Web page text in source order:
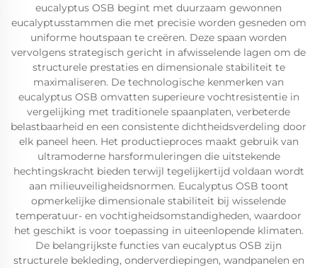
eucalyptus OSB begint met duurzaam gewonnen
eucalyptusstammen die met precisie worden gesneden om
uniforme houtspaan te creëren. Deze spaan worden
vervolgens strategisch gericht in afwisselende lagen om de
structurele prestaties en dimensionale stabiliteit te
maximaliseren. De technologische kenmerken van
eucalyptus OSB omvatten superieure vochtresistentie in
vergelijking met traditionele spaanplaten, verbeterde
belastbaarheid en een consistente dichtheidsverdeling door
elk paneel heen. Het productieproces maakt gebruik van
ultramoderne harsformuleringen die uitstekende
hechtingskracht bieden terwijl tegelijkertijd voldaan wordt
aan milieuveiligheidsnormen. Eucalyptus OSB toont
opmerkelijke dimensionale stabiliteit bij wisselende
temperatuur- en vochtigheidsomstandigheden, waardoor
het geschikt is voor toepassing in uiteenlopende klimaten.
De belangrijkste functies van eucalyptus OSB zijn
structurele bekleding, onderverdiepingen, wandpanelen en